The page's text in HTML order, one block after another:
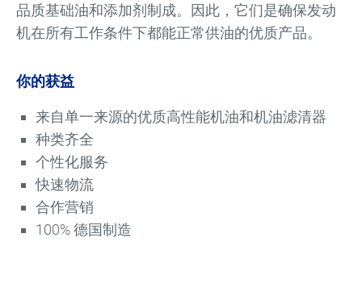
品质基础油和添加剂制成。因此，它们是确保发动
机在所有工作条件下都能正常供油的优质产品。
你的获益
来自单一来源的优质高性能机油和机油滤清器
种类齐全
个性化服务
快速物流
合作营销
100% 德国制造